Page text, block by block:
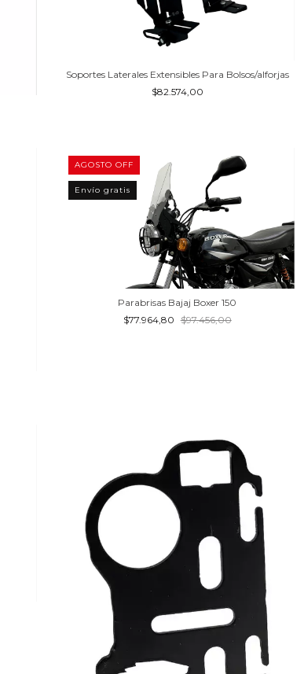
Soportes Laterales Extensibles Para Bolsos/alforjas
$82.574,00
AGOSTO OFF
Envío gratis
Parabrisas Bajaj Boxer 150
$77.964,80 $97.456,00